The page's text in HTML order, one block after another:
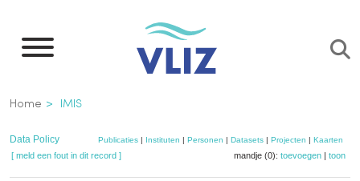
naar
inhoud
gaan
Kruimelpad
Home IMIS
Data Policy Publicaties| Instituten | Personen | Datasets| Projecten | Kaarten
[ meld een fout in dit record ] mandje (0): toevoegen | toon